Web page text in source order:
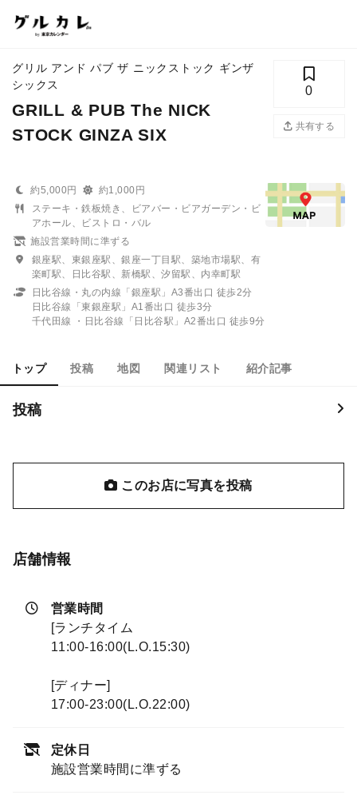
グリル アンド パブ ザ ニックストック ギンザ
シックス
GRILL & PUB The NICK
STOCK GINZA SIX
0
共有する
約5,000円
約1,000円
ステーキ・鉄板焼き、ビアバー・ビアガーデン・ビ
アホール、ビストロ・バル
施設営業時間に準ずる
銀座駅、東銀座駅、銀座一丁目駅、築地市場駅、有
楽町駅、日比谷駅、新橋駅、汐留駅、内幸町駅
日比谷線・丸の内線「銀座駅」A3番出口 徒歩2分
日比谷線「東銀座駅」A1番出口 徒歩3分
千代田線 ・日比谷線「日比谷駅」A2番出口 徒歩9分
トップ 投稿 地図 関連リスト 紹介記事
投稿
このお店に写真を投稿
店舗情報
営業時間
[ランチタイム
11:00-16:00(L.O.15:30)
[ディナー]
17:00-23:00(L.O.22:00)
定休日
施設営業時間に準ずる